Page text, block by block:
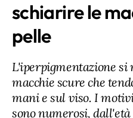
schiarire le
pelle
L'iperpigmentazione si
macchie scure che
mani e sul viso. I
sono numerosi,